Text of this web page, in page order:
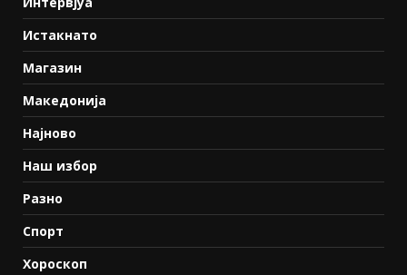
Истакнато
Магазин
Македонија
Најново
Наш избор
Разно
Спорт
Хороскоп